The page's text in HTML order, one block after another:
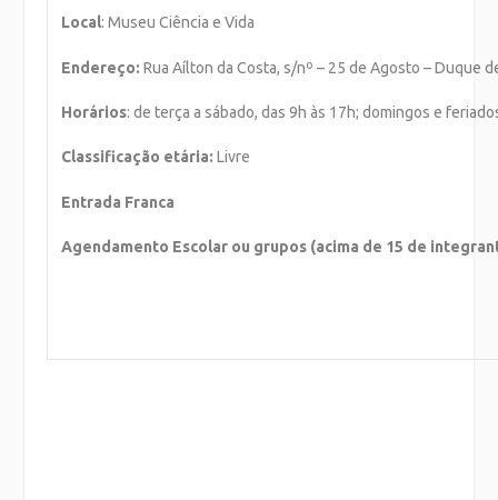
Local: Museu Ciência e Vida
Endereço: Rua Aílton da Costa, s/nº – 25 de Agosto – Duque
Horários: de terça a sábado, das 9h às 17h; domingos e
Classificação etária: Livre
Entrada Franca
Agendamento Escolar ou grupos (acima de 15 de